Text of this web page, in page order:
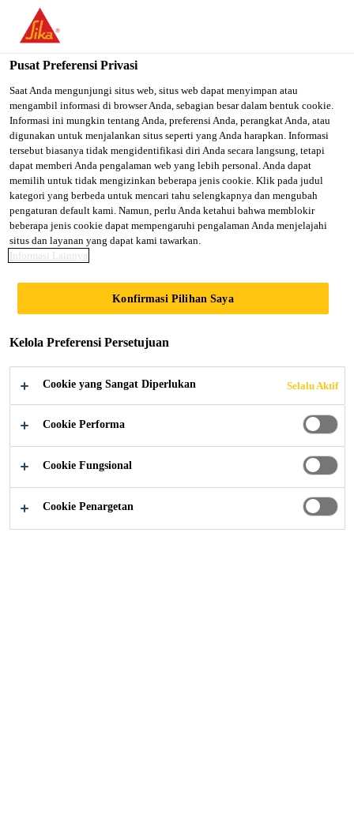
You are accessing "Sika Indonesia", it seems you are accessing it
from "Amerika Serikat". We have a dedicated website for your
country.
TO SIKA
USA
STAY ON SIKA
INDONESIA
SELECT A
COUNTRY
Sika Indonesia
BONDING
REPAIR AGENT
Distributor / Retail
Sistem ini digunakan untuk merekatkan beton
baru dengan permukaan beton lama.
Pusat Preferensi Privasi
Saat Anda mengunjungi situs web, situs web dapat menyimpan atau
mengambil informasi di browser Anda, sebagian besar dalam bentuk cookie.
Informasi ini mungkin tentang Anda, preferensi Anda, perangkat Anda, atau
digunakan untuk menjalankan situs seperti yang Anda harapkan. Informasi
tersebut biasanya tidak mengidentifikasi diri Anda secara langsung, tetapi
dapat memberi Anda pengalaman web yang lebih personal. Anda dapat
memilih untuk tidak mengizinkan beberapa jenis cookie. Klik pada judul
kategori yang berbeda untuk mencari tahu selengkapnya dan mengubah
pengaturan default kami. Namun, perlu Anda ketahui bahwa memblokir
beberapa jenis cookie dapat mempengaruhi pengalaman Anda menjelajahi
situs dan layanan yang dapat kami tawarkan.
Informasi Lainnya
Konfirmasi Pilihan Saya
Kelola Preferensi Persetujuan
Cookie yang Sangat Diperlukan Selalu Aktif
Cookie Performa
Cookie Fungsional
Cookie Penargetan